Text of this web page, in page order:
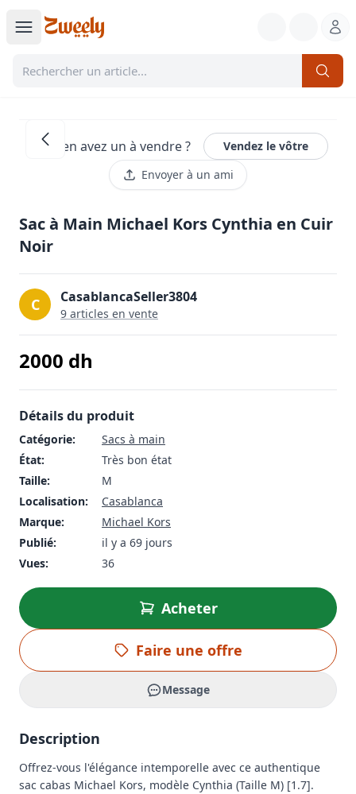
Vous en avez un à vendre ?
Vendez le vôtre
Envoyer à un ami
Sac à Main Michael Kors Cynthia en Cuir
Noir
C CasablancaSeller3804
9 articles en vente
2000 dh
Détails du produit
Catégorie:
Sacs à main
État:
Très bon état
Taille:
M
Localisation:
Casablanca
Marque:
Michael Kors
Publié:
il y a 69 jours
Vues:
36
Acheter
Faire une offre
Message
Description
Offrez-vous l'élégance intemporelle avec ce authentique
sac cabas Michael Kors, modèle Cynthia (Taille M) [1.7].